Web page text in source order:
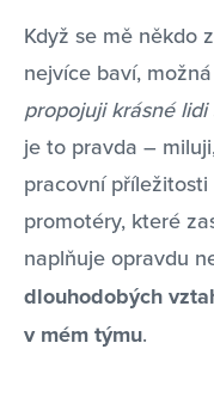
Když se mě někdo
nejvíce baví,
propojuji krásné
je to pravda –
pracovní
promotéry, které
naplňuje opravdu
dlouhodobých
v mém týmu.